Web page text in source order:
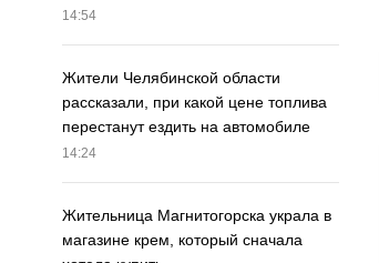
14:54
Жители Челябинской области
рассказали, при какой цене топлива
перестанут ездить на автомобиле
14:24
Жительница Магнитогорска украла в
магазине крем, который сначала